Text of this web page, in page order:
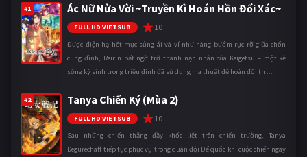
#1 Ác Nữ Nửa Vời ~Truyền Kì Hoán Hồn Đổi Xác~
FULL HD VIETSUB 10
Được điện hạ hết mực sủng ái và ví như nàng bướm rực rỡ giữa chốn
cung đình, Reirin bất ngờ trở thành nạn nhân của Keigetsu – một kẻ
sống ký sinh trong triều đình đã sử dụng ma thuật để hoán đổi th ...
#2 Tanya Chiến Ký (Mùa 2)
FULL HD VIETSUB 10
Sau những chiến thắng đầy khốc liệt trên chiến trường, Tanya
Degurechaff tiếp tục phục vụ trong quân đội Đế quốc khi cuộc chiến ngày